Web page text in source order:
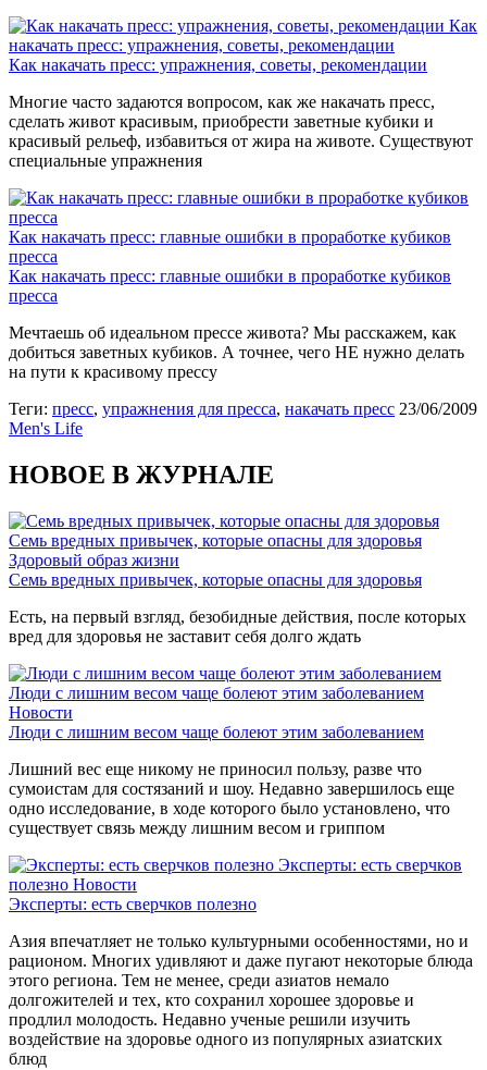
Как
накачать пресс: упражнения, советы, рекомендации
Как накачать пресс: упражнения, советы, рекомендации
Многие часто задаются вопросом, как же накачать пресс,
сделать живот красивым, приобрести заветные кубики и
красивый рельеф, избавиться от жира на животе. Существуют
специальные упражнения
Как накачать пресс: главные ошибки в проработке кубиков
пресса
Как накачать пресс: главные ошибки в проработке кубиков
пресса
Мечтаешь об идеальном прессе живота? Мы расскажем, как
добиться заветных кубиков. А точнее, чего НЕ нужно делать
на пути к красивому прессу
Теги: пресс, упражнения для пресса, накачать пресс 23/06/2009
Men's Life
НОВОЕ В ЖУРНАЛЕ
Семь вредных привычек, которые опасны для здоровья
Здоровый образ жизни
Семь вредных привычек, которые опасны для здоровья
Есть, на первый взгляд, безобидные действия, после которых
вред для здоровья не заставит себя долго ждать
Люди с лишним весом чаще болеют этим заболеванием
Новости
Люди с лишним весом чаще болеют этим заболеванием
Лишний вес еще никому не приносил пользу, разве что
сумоистам для состязаний и шоу. Недавно завершилось еще
одно исследование, в ходе которого было установлено, что
существует связь между лишним весом и гриппом
Эксперты: есть сверчков
полезно Новости
Эксперты: есть сверчков полезно
Азия впечатляет не только культурными особенностями, но и
рационом. Многих удивляют и даже пугают некоторые блюда
этого региона. Тем не менее, среди азиатов немало
долгожителей и тех, кто сохранил хорошее здоровье и
продлил молодость. Недавно ученые решили изучить
воздействие на здоровье одного из популярных азиатских
блюд